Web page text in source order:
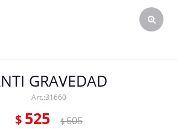
GRAVEDAD
31660
$ 525 $605